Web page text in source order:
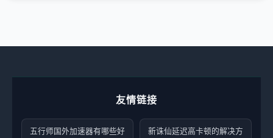
友情链接
五行师国外加速器有哪些好
新诛仙延迟高卡顿的解决方